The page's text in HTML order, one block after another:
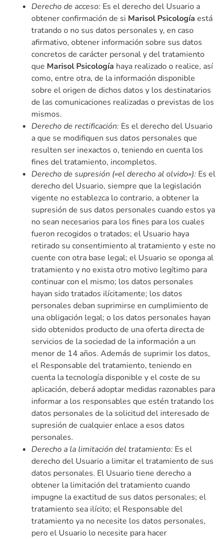
Derecho de acceso: Es el derecho del Usuario a
obtener confirmación de si Marisol Psicología está
tratando o no sus datos personales y, en caso
afirmativo, obtener información sobre sus datos
concretos de carácter personal y del tratamiento
que Marisol Psicología haya realizado o realice, así
como, entre otra, de la información disponible
sobre el origen de dichos datos y los destinatarios
de las comunicaciones realizadas o previstas de los
mismos.
Derecho de rectificación: Es el derecho del Usuario
a que se modifiquen sus datos personales que
resulten ser inexactos o, teniendo en cuenta los
fines del tratamiento, incompletos.
Derecho de supresión («el derecho al olvido»): Es el
derecho del Usuario, siempre que la legislación
vigente no establezca lo contrario, a obtener la
supresión de sus datos personales cuando estos ya
no sean necesarios para los fines para los cuales
fueron recogidos o tratados; el Usuario haya
retirado su consentimiento al tratamiento y este no
cuente con otra base legal; el Usuario se oponga al
tratamiento y no exista otro motivo legítimo para
continuar con el mismo; los datos personales
hayan sido tratados ilícitamente; los datos
personales deban suprimirse en cumplimiento de
una obligación legal; o los datos personales hayan
sido obtenidos producto de una oferta directa de
servicios de la sociedad de la información a un
menor de 14 años. Además de suprimir los datos,
el Responsable del tratamiento, teniendo en
cuenta la tecnología disponible y el coste de su
aplicación, deberá adoptar medidas razonables para
informar a los responsables que estén tratando los
datos personales de la solicitud del interesado de
supresión de cualquier enlace a esos datos
personales.
Derecho a la limitación del tratamiento: Es el
derecho del Usuario a limitar el tratamiento de sus
datos personales. El Usuario tiene derecho a
obtener la limitación del tratamiento cuando
impugne la exactitud de sus datos personales; el
tratamiento sea ilícito; el Responsable del
tratamiento ya no necesite los datos personales,
pero el Usuario lo necesite para hacer